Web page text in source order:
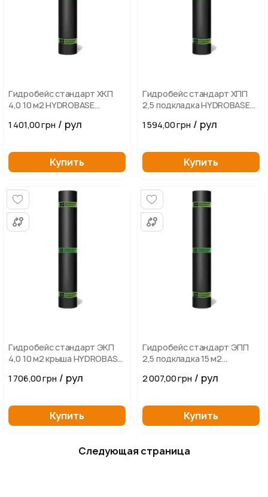
Гидробейс стандарт ХКП
4,0 10 м2 HYDROBASE
1 401,00 грн / рул
Купить
Гидробейс стандарт ХПП
2,5 подкладка HYDROBASE
1 594,00 грн / рул
Купить
Гидробейс стандарт ЭКП
4,0 10 м2 крыша HYDROBASE
1 706,00 грн / рул
Купить
Гидробейс стандарт ЭПП
2,5 подкладка 15 м2
2 007,00 грн / рул
Купить
Следующая страница